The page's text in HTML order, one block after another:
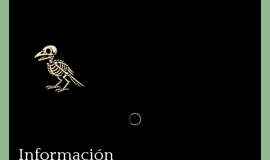
Información